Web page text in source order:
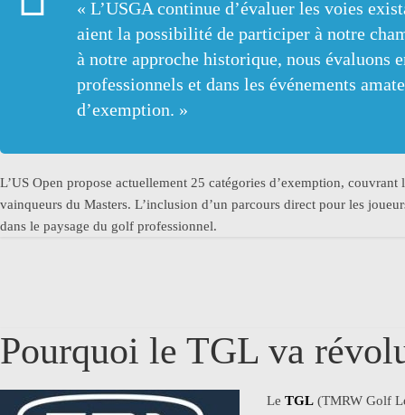
« L’USGA continue d’évaluer les voies
aient la possibilité de participer à notre
à notre approche historique, nous évaluons
professionnels et dans les événements
d’exemption. »
L’US Open propose actuellement 25 catégories d’exemption,
vainqueurs du Masters. L’inclusion d’un parcours direct pour les
dans le paysage du golf professionnel.
Pourquoi le TGL va
Le TGL (TMRW Golf